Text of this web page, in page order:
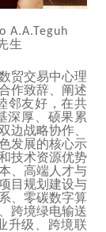
A.A.Teguh
生
贸交易中心理
作致辞、阐述
邻友好，在共
深厚、硕果累
边战略协作、
发展的核心示
技术资源优势
、高端人才与
目规划建设与
、零碳数字算
跨境绿电输送
升级、跨境联